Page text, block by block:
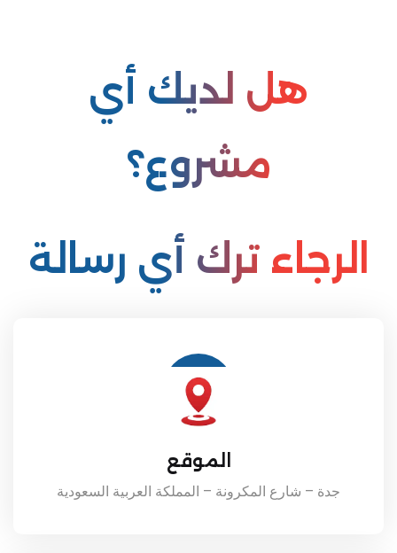
هل لديك أي
مشروع؟
الرجاء ترك أي رسالة
الموقع
جدة – شارع المكرونة – المملكة العربية السعودية